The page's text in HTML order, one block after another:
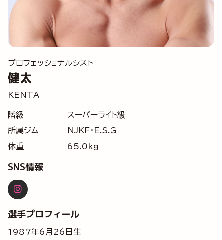
プロフェッショナルシスト
健太
KENTA
階級
スーパーライト級
所属ジム
NJKF・E.S.G
体重
65.0kg
SNS情報
選手プロフィール
1987年6月26日生